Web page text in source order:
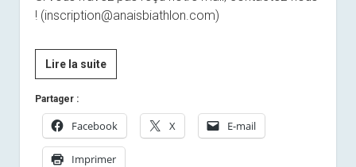
! (inscription@anaisbiathlon.com)
Lire la suiteConvocation
Assemblée
Partager :
Facebook X E-mail
Imprimer